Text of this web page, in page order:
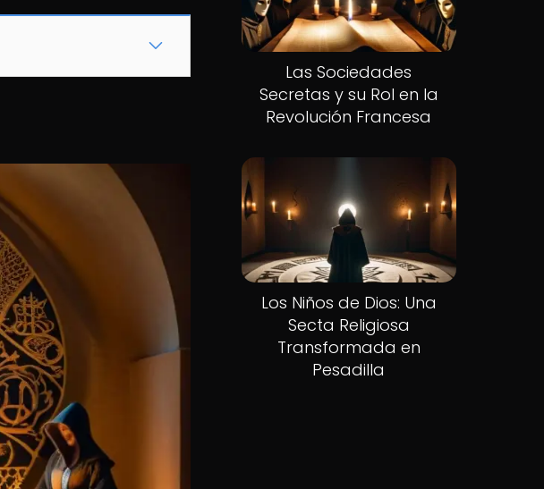
Las Sociedades
Secretas y su Rol en la
Revolución Francesa
Los Niños de Dios: Una
Secta Religiosa
Transformada en
Pesadilla